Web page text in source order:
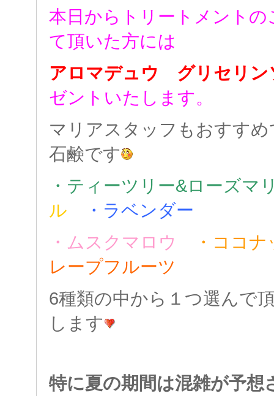
本日からトリートメントの
て頂いた方には
アロマデュウ グリセ
ゼントいたします。
マリアスタッフもおすす
石鹸です
・ティーツリー&ローズ
ル
・ラベンダー
・ムスクマロウ
・ココ
レープフルーツ
6種類の中から１つ選んで
します
特に夏の期間は混雑が予想